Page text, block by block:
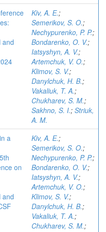
and
Kiv, A. E.;
Semerikov, S. O.;
Nechypurenko, P. P.;
Bondarenko, O. V.;
Iatsyshyn, A. V.;
Artemchuk, V. O.;
Klimov, S. V.;
Danylchuk, H. B.;
Vakaliuk, T. A.;
Chukharev, S. M.;
Sakhno, S. I.; Striuk,
A. M.
a
on
and
Kiv, A. E.;
Semerikov, S. O.;
Nechypurenko, P. P.;
Bondarenko, O. V.;
Iatsyshyn, A. V.;
Artemchuk, V. O.;
Klimov, S. V.;
Danylchuk, H. B.;
Vakaliuk, T. A.;
Chukharev, S. M.;